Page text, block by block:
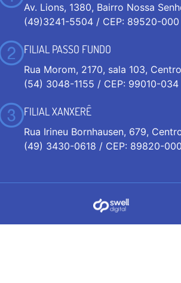
Av. Lions, 1380, Bairro Nossa
(49)3241-5504 / CEP: 89520-
FILIAL PASSO FUNDO
Rua Morom, 2170, sala 103, Centro
(54) 3048-1155 / CEP: 99010-034
FILIAL XANXERÊ
Rua Irineu Bornhausen, 679,
(49) 3430-0618 / CEP: 89820-